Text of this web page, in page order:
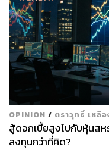
OPINION / ตราวุทธิ์ เหลื
สู้ดอกเบี้ยสูงไปกับหุ้นส
ลงทุนกว่าที่คิด?